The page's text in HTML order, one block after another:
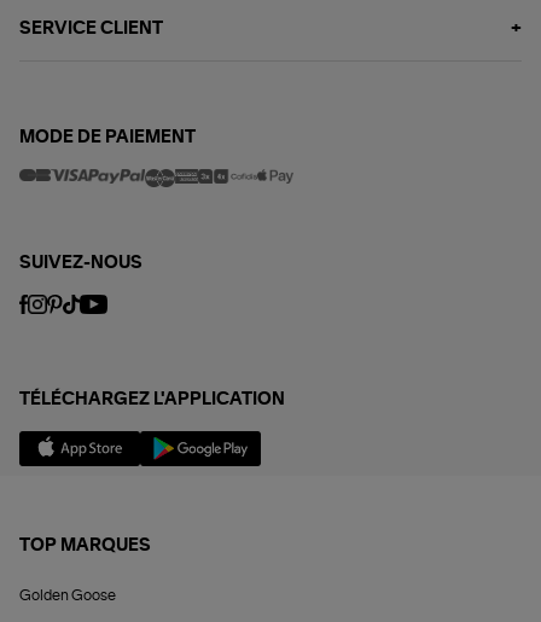
SERVICE CLIENT
MODE DE PAIEMENT
SUIVEZ-NOUS
TÉLÉCHARGEZ L'APPLICATION
TOP MARQUES
Golden Goose